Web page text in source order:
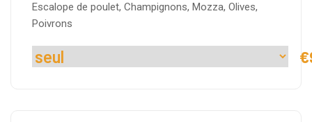
Escalope de poulet, Champignons, Mozza, Olives,
Poivrons
€